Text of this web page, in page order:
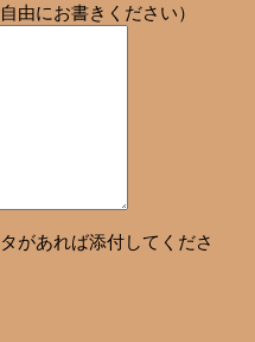
由にお書きください）
があれば添付してくださ